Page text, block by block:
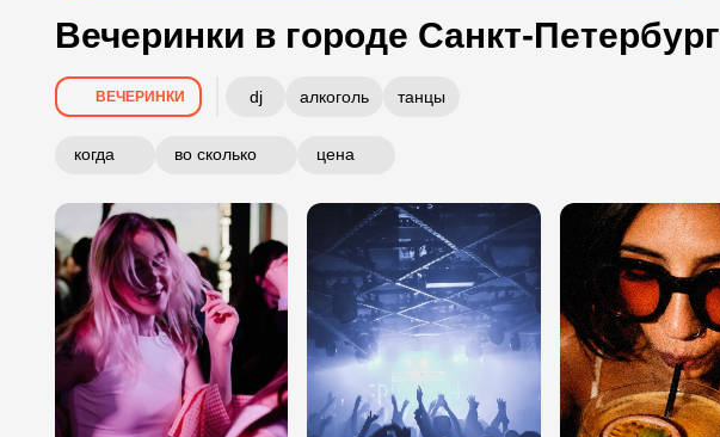
Вечеринки в городе Санкт-Петербург
ВЕЧЕРИНКИ dj алкоголь танцы
когда во сколько цена